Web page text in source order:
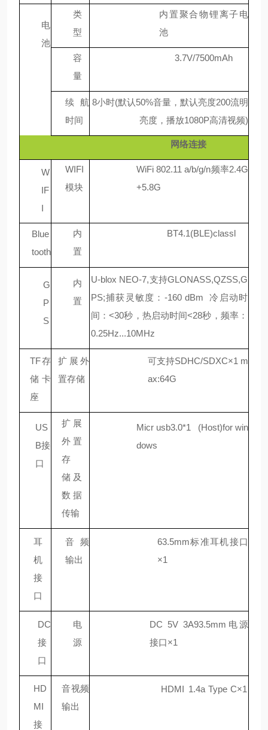
电
池
类
型
内置聚合物锂离子电
池
容
量
3.7V/7500mAh
续航
时间
8小时(默认50%音量，默认亮度200流明
亮度，播放1080P高清视频)
网络连接
W
IF
I
WIFI
模块
WiFi 802.11 a/b/g/n频率2.4G
+5.8G
Blue
tooth
内
置
BT4.1(BLE)classl
G
P
S
内
置
U-blox NEO-7,支持GLONASS,QZSS,G
PS;捕获灵敏度：-160 dBm
冷启动时
间：<30秒，热启动时间<28秒，频率：
0.25Hz...10MHz
TF存
储卡
座
扩展外
置存储
可支持SDHC/SDXC×1 m
ax:64G
US
B接
口
扩展
外置
存
储 及
数据
传输
Micr usb3.0*1
(Host)for win
dows
耳
机
接
口
音频
输出
63.5mm标准耳机接口
×1
DC
接
口
电
源
DC 5V 3A93.5mm电源
接口×1
HD
MI
接
音视频
输出
HDMI 1.4a Type C×1